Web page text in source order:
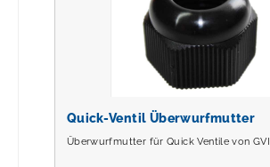
Quick-Ventil Überwurfmutter
Überwurfmutter für Quick Ventile von GVI